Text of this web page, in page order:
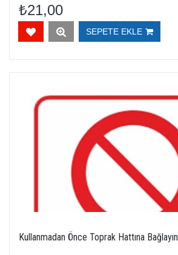
₺21,00
SEPETE EKLE
Kullanmadan Önce Toprak Hattına Bağlayın